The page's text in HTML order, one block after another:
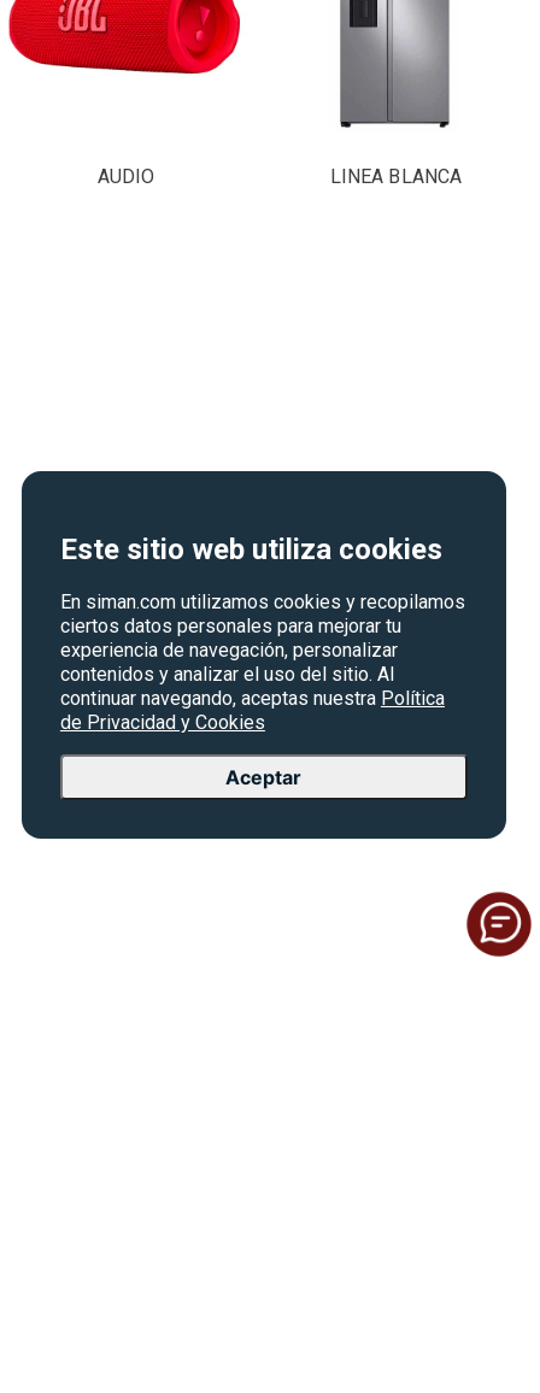
Este sitio web utiliza cookies
En siman.com utilizamos cookies y recopilamos
ciertos datos personales para mejorar tu
experiencia de navegación, personalizar
contenidos y analizar el uso del sitio. Al
continuar navegando, aceptas nuestra Política
de Privacidad y Cookies
Aceptar
AUDIO LINEA BLANCA